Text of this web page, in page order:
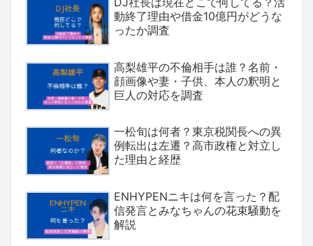
動終了理由や借金10億円がどうな
ったか調査
高梨雄平の不倫相手は誰？名前・
顔画像や妻・子供、本人の釈明と
巨人の対応を調査
一松旬は何者？東京税関長への異
例転出は左遷？高市政権と対立し
た理由と経歴
ENHYPENニキは何を言った？配
信発言とみなちゃんの花束騒動を
解説